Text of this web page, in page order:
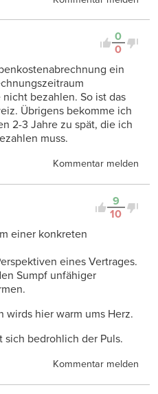
0
0
ein
bezahlen. So ist das
Übrigens bekomme ich
2-3 Jahre zu spät, die ich
muss.
Kommentar melden
9
10
einer konkreten
eines Vertrages.
Sumpf unfähiger
hier warm ums Herz.
bedrohlich der Puls.
Kommentar melden